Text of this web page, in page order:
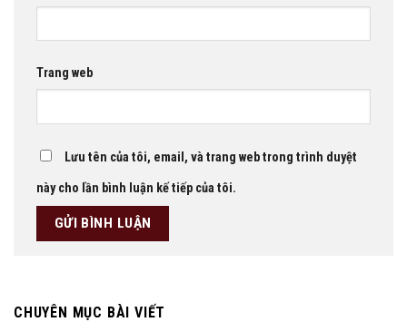
Trang web
Lưu tên của tôi, email, và trang web trong trình duyệt
này cho lần bình luận kế tiếp của tôi.
CHUYÊN MỤC BÀI VIẾT